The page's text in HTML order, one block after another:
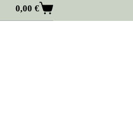
Καλάθι
Αγορών
0,00 €